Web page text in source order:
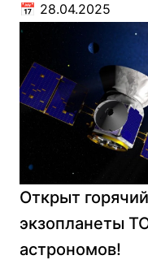
📅 28.04.2025
Открыт
экзопланеты
астрономов!